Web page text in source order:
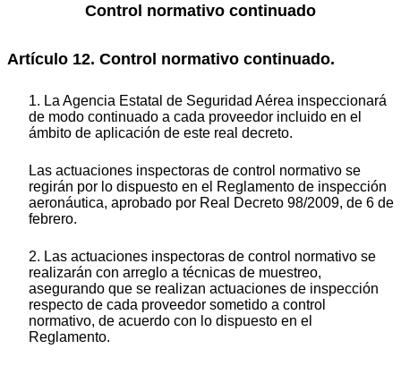
Control normativo continuado
Artículo 12. Control normativo continuado.
1. La Agencia Estatal de Seguridad Aérea inspeccionará
de modo continuado a cada proveedor incluido en el
ámbito de aplicación de este real decreto.
Las actuaciones inspectoras de control normativo se
regirán por lo dispuesto en el Reglamento de inspección
aeronáutica, aprobado por Real Decreto 98/2009, de 6 de
febrero.
2. Las actuaciones inspectoras de control normativo se
realizarán con arreglo a técnicas de muestreo,
asegurando que se realizan actuaciones de inspección
respecto de cada proveedor sometido a control
normativo, de acuerdo con lo dispuesto en el
Reglamento.